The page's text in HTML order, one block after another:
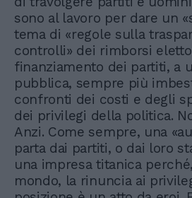
sono al lavoro per dare un
tema di «regole sulla
controlli» dei rimborsi
finanziamento dei partiti, a
pubblica, sempre più
confronti dei costi e degli
dei privilegi della politica.
Anzi. Come sempre, una
parta dai partiti, o dai loro
una impresa titanica
mondo, la rinuncia ai